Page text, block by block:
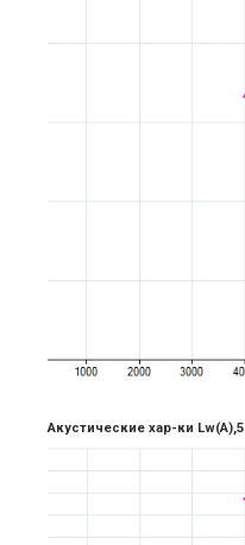
Акустические хар-ки Lw(A),5